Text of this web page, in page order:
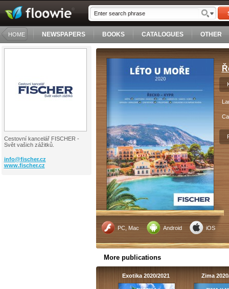
HOME NEWSPAPERS BOOKS CATALOGUES OTHER
Cestovní kancelář FISCHER -
Svět vašich zážitků.
info@fischer.cz
www.fischer.cz
PC, Mac Android iOS
More publications
Exotika 2020/2021 Zima